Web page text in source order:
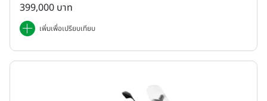
399,000 บาท
เพิ่มเพื่อเปรียบเทียบ